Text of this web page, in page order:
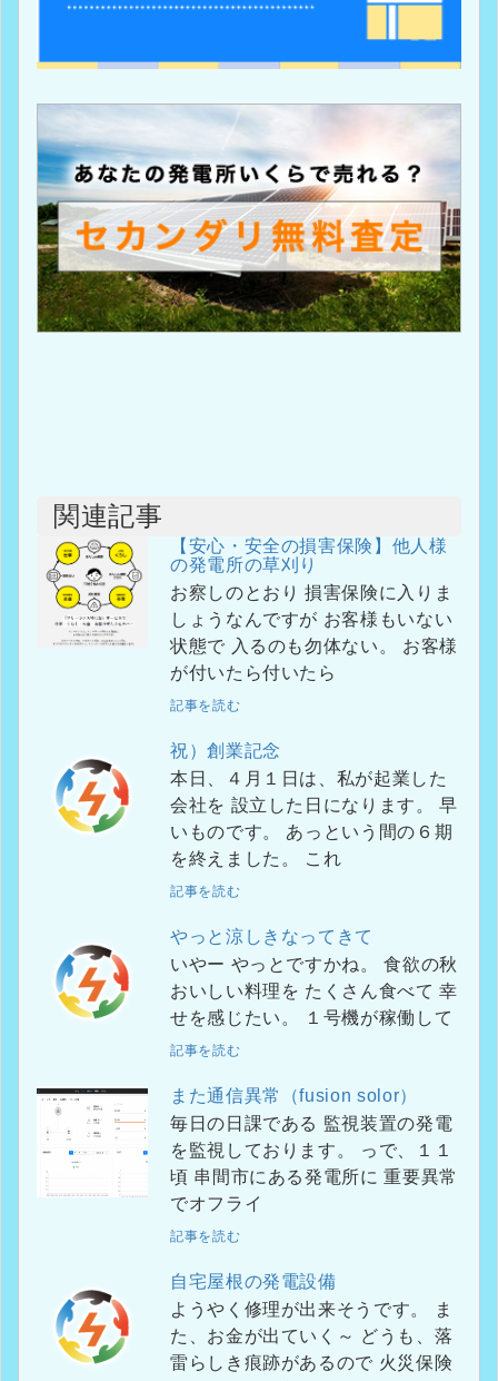
関連記事
【安心・安全の損害保険】他人様
の発電所の草刈り
お察しのとおり 損害保険に入りま
しょうなんですが お客様もいない
状態で 入るのも勿体ない。 お客様
が付いたら付いたら
記事を読む
祝）創業記念
本日、４月１日は、私が起業した
会社を 設立した日になります。 早
いものです。 あっという間の６期
を終えました。 これ
記事を読む
やっと涼しきなってきて
いやー やっとですかね。 食欲の秋
おいしい料理を たくさん食べて 幸
せを感じたい。 １号機が稼働して
記事を読む
また通信異常（fusion solor）
毎日の日課である 監視装置の発電
を監視しております。 っで、１１
頃 串間市にある発電所に 重要異常
でオフライ
記事を読む
自宅屋根の発電設備
ようやく修理が出来そうです。 ま
た、お金が出ていく～ どうも、落
雷らしき痕跡があるので 火災保険